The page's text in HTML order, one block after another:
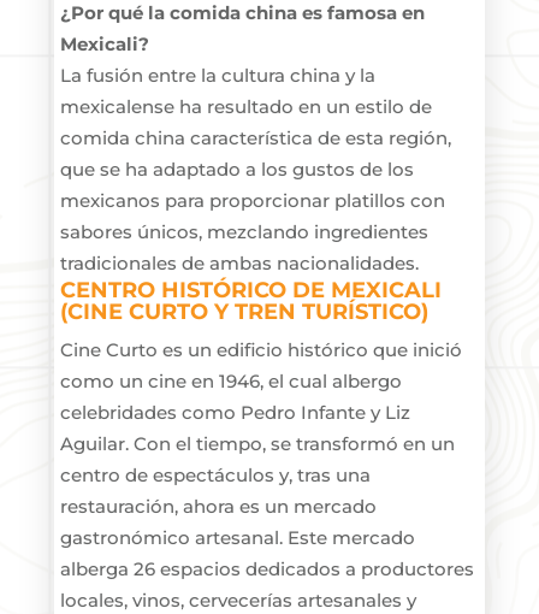
¿Por qué la comida china es famosa en
Mexicali?
​La fusión entre la cultura china y la
mexicalense ha resultado en un estilo de
comida china característica de esta región,
que se ha adaptado a los gustos de los
mexicanos para proporcionar platillos con
sabores únicos, mezclando ingredientes
tradicionales de ambas nacionalidades.
CENTRO HISTÓRICO DE MEXICALI
(CINE CURTO Y TREN TURÍSTICO)
Cine Curto es un edificio histórico que inició
como un cine en 1946, el cual albergo
celebridades como Pedro Infante y Liz
Aguilar. Con el tiempo, se transformó en un
centro de espectáculos y, tras una
restauración, ahora es un mercado
gastronómico artesanal. Este mercado
alberga 26 espacios dedicados a productores
locales, vinos, cervecerías artesanales y